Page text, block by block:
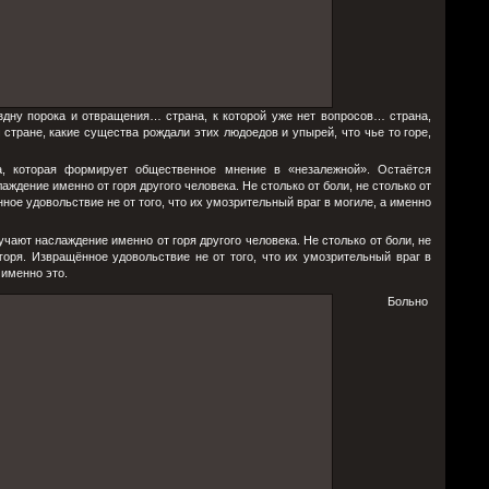
порока и отвращения… страна, к которой уже нет вопросов… страна,
какие существа рождали этих людоедов и упырей, что чье то горе,
которая формирует общественное мнение в «незалежной». Остаётся
именно от горя другого человека. Не столько от боли, не столько от
удовольствие не от того, что их умозрительный враг в могиле, а именно
наслаждение именно от горя другого человека. Не столько от боли, не
Извращённое удовольствие не от того, что их умозрительный враг в
это.
Больно